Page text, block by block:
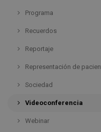
Programa
Recuerdos
Reportaje
Representación de
Sociedad
Videoconferencia
Webinar